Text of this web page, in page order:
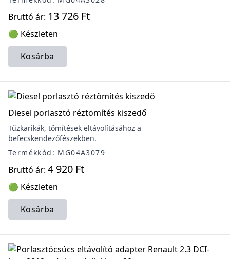
Bruttó ár: 13 726 Ft
🟢 Készleten
Kosárba
Diesel porlasztó réztömítés kiszedő
Tűzkarikák, tömítések eltávolításához a
befecskendezőfészekben.
Termékkód: MG04A3079
Bruttó ár: 4 920 Ft
🟢 Készleten
Kosárba